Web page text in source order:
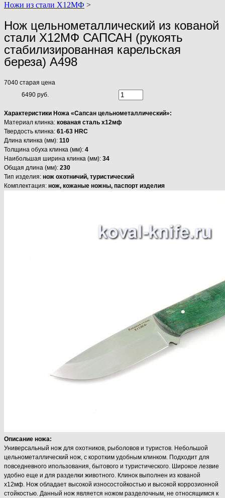
Ножи из стали Х12МФ >
Нож цельнометаллический из кованой
стали Х12МФ САПСАН (рукоять
стабилизированная карельская
береза) A498
7040 старая цена
6490 руб.
Характеристики Ножа «Сапсан цельнометаллический»:
Материал клинка: кованая сталь х12мф
Твердость клинка: 61-63 HRC
Длина клинка (мм): 110
Толщина обуха клинка (мм): 4
Наибольшая ширина клинка (мм): 34
Общая длина (мм): 230
Тип изделия: нож охотничий, туристический
Комплектация: нож, кожаные ножны, паспорт изделия
Описание ножа:
Универсальный нож для охотников, рыболовов и туристов. Небольшой
цельнометаллический нож, с коротким удобным клинком. Подходит для
повседневного ипользования, бытового и туристического. Широкое лезвие
удобно еще и для разделки животного. Клинок выполнен из кованой
х12мф. Нож обладает высокой износостойкостью и высокой коррозионной
стойкостью. Данный нож является ножом разделочным, не относящимся к